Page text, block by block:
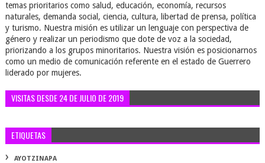
temas prioritarios como salud, educación, economía, recursos
naturales, demanda social, ciencia, cultura, libertad de prensa, política
y turismo. Nuestra misión es utilizar un lenguaje con perspectiva de
género y realizar un periodismo que dote de voz a la sociedad,
priorizando a los grupos minoritarios. Nuestra visión es posicionarnos
como un medio de comunicación referente en el estado de Guerrero
liderado por mujeres.
VISITAS DESDE 24 DE JULIO DE 2019
ETIQUETAS
AYOTZINAPA